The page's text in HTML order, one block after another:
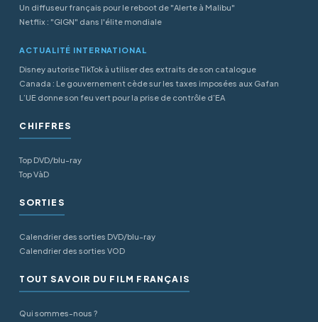
Un diffuseur français pour le reboot de "Alerte à Malibu"
Netflix : "GIGN" dans l'élite mondiale
ACTUALITÉ INTERNATIONAL
Disney autorise TikTok à utiliser des extraits de son catalogue
Canada : Le gouvernement cède sur les taxes imposées aux Gafan
L’UE donne son feu vert pour la prise de contrôle d’EA
CHIFFRES
Top DVD/blu-ray
Top VàD
SORTIES
Calendrier des sorties DVD/blu-ray
Calendrier des sorties VOD
TOUT SAVOIR DU FILM FRANÇAIS
Qui sommes-nous ?